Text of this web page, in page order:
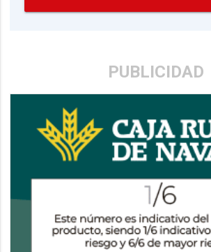
PUBLICIDAD